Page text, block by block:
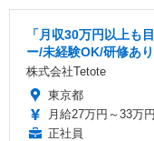
「月収30万円以上も
ー/未経験OK/研修あ
株式会社Tetote
東京都
月給27万円～33万円
正社員